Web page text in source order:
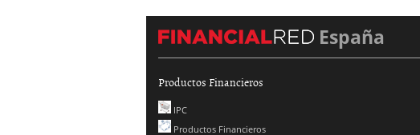
España
Productos Financieros
IPC
Productos Financieros